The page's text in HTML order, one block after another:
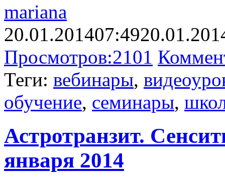
mariana
20.01.201407:49
Просмотров:2101
Теги: вебинары,
обучение, семинары,
Астротранзит.
января 2014